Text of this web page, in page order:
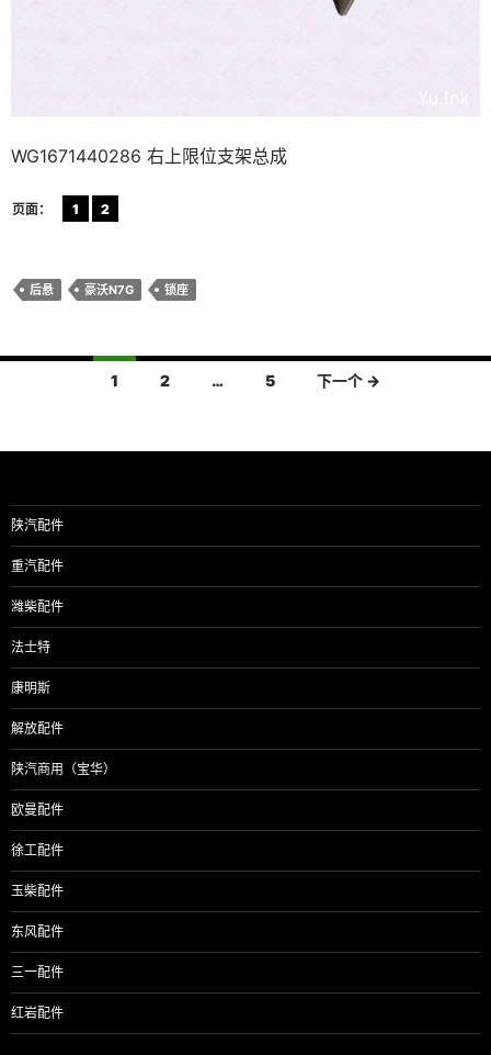
WG1671440286 右上限位支架总成
页面： 1 2
后悬 豪沃N7G 锁座
导
1 2 … 5 下一个 →
陕汽配件
重汽配件
潍柴配件
法士特
康明斯
解放配件
陕汽商用（宝华）
欧曼配件
徐工配件
玉柴配件
东风配件
三一配件
红岩配件